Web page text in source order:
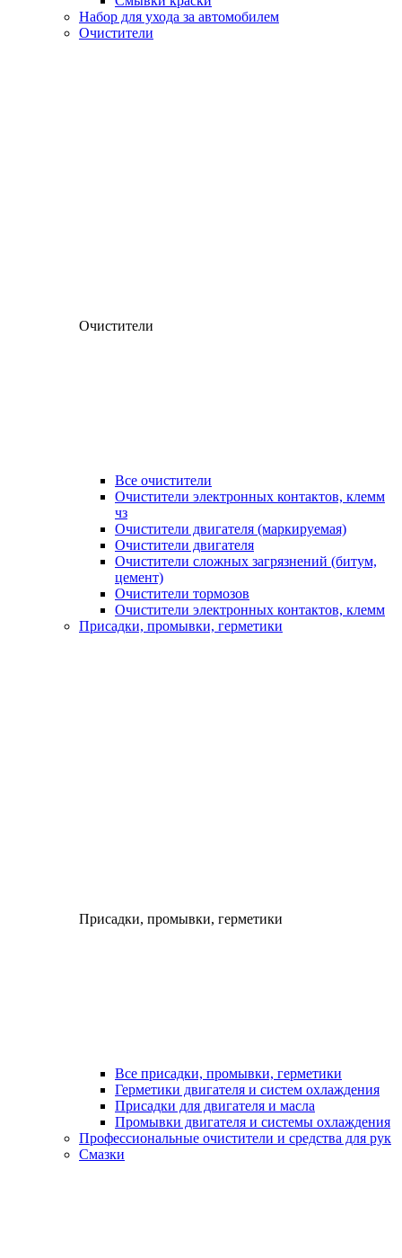
Набор для ухода за автомобилем
Очистители
Очистители
Все очистители
Очистители электронных контактов, клемм
чз
Очистители двигателя (маркируемая)
Очистители двигателя
Очистители сложных загрязнений (битум,
цемент)
Очистители тормозов
Очистители электронных контактов, клемм
Присадки, промывки, герметики
Присадки, промывки, герметики
Все присадки, промывки, герметики
Герметики двигателя и систем охлаждения
Присадки для двигателя и масла
Промывки двигателя и системы охлаждения
Профессиональные очистители и средства для рук
Смазки